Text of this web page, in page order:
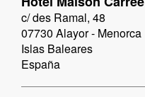
c/ des Ramal, 48
07730 Alayor - Menorca
Islas Baleares
España